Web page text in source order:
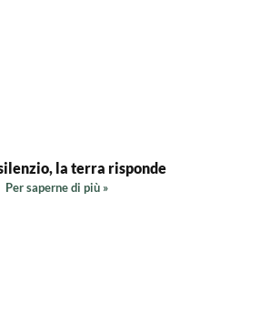
la terra risponde
Per saperne di più »